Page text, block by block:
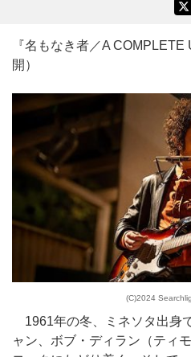
『名もなき者／A
開）
(C)2024
1961年の冬、ミネソタ出身
ャン、ボブ・ディラン（ティ